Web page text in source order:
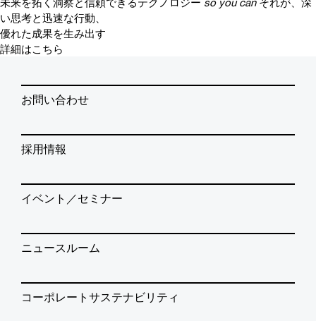
い思考と迅速な行動、
優れた成果を生み出す
詳細はこちら
お問い合わせ
採用情報
イベント／セミナー
ニュースルーム
コーポレートサステナビリティ